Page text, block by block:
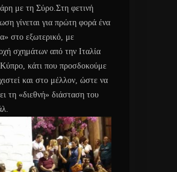
με τη Σύρο.Στη φετινή
γίνεται για πρώτη φορά ένα
στο εξωτερικό, με
σχημάτων από την Ιταλία
Κύπρο, κάτι που προσδοκούμε
και στο μέλλον, ώστε να
τη «διεθνή» διάσταση του